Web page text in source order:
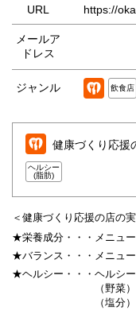
URL https://
メールア
ドレス
ジャンル 飲食店
健康づくり応援
ヘルシー
(脂肪)
＜健康づくり応援の店の
★栄養成分・・・ メニュ
★バランス・・・ メニュ
★ヘルシー・・・ ヘルシ
（野菜
（塩分